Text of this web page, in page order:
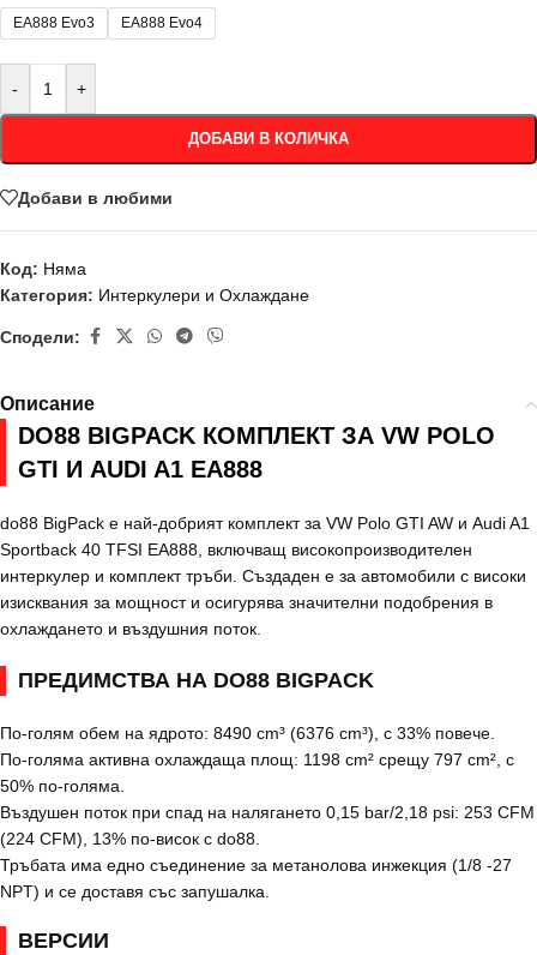
EA888 Evo3 EA888 Evo4
- +
ДОБАВИ В КОЛИЧКА
Добави в любими
Код: Няма
Категория: Интеркулери и Охлаждане
Сподели:
Описание
DO88 BIGPACK КОМПЛЕКТ ЗА VW POLO
GTI И AUDI A1 EA888
do88 BigPack е най-добрият комплект за VW Polo GTI AW и Audi A1
Sportback 40 TFSI EA888, включващ високопроизводителен
интеркулер и комплект тръби. Създаден е за автомобили с високи
изисквания за мощност и осигурява значителни подобрения в
охлаждането и въздушния поток.
ПРЕДИМСТВА НА DO88 BIGPACK
По-голям обем на ядрото: 8490 cm³ (6376 cm³), с 33% повече.
По-голяма активна охлаждаща площ: 1198 cm² срещу 797 cm², с
50% по-голяма.
Въздушен поток при спад на налягането 0,15 bar/2,18 psi: 253 CFM
(224 CFM), 13% по-висок с do88.
Тръбата има едно съединение за метанолова инжекция (1/8 -27
NPT) и се доставя със запушалка.
ВЕРСИИ